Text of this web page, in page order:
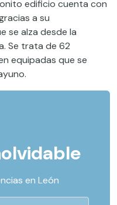
edificio cuenta con
a su
se alza desde la
Se trata de 62
equipadas que se
en León